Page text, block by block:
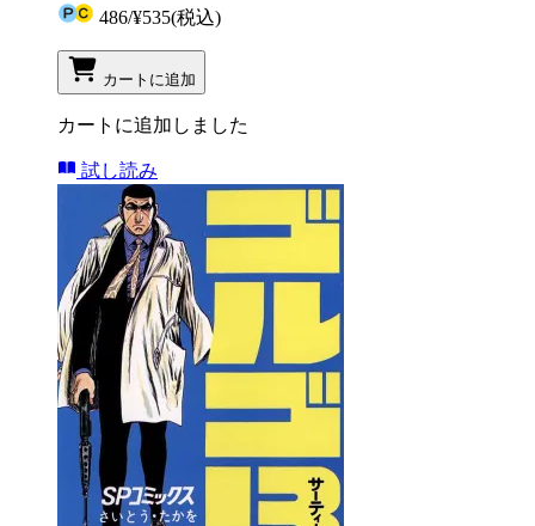
486/¥535(税込)
カートに追加
カートに追加しました
試し読み